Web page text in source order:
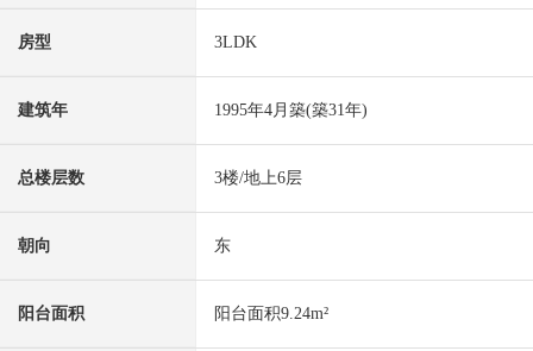
房型 3LDK
建筑年 1995年4月築(築31年)
总楼层数 3楼/地上6层
朝向 东
阳台面积 阳台面积9.24m²